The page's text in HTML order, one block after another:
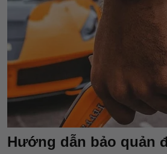
Hướng dẫn bảo quản